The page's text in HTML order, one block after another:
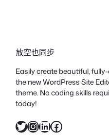
放空也同步
Easily create beautiful,
the new WordPress Site
theme. No coding skills
today!
X InstagramLinkedIn Facebook